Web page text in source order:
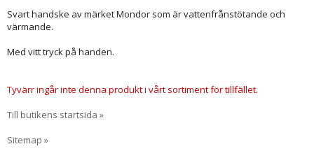
Svart handske av märket Mondor som är vattenfrånstötande och
värmande.
Med vitt tryck på handen.
Tyvärr ingår inte denna produkt i vårt sortiment för tillfället.
Till butikens startsida »
Sitemap »